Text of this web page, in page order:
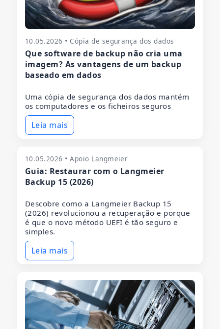
10.05.2026 • Cópia de segurança dos dados
Que software de backup não cria uma
imagem? As vantagens de um backup
baseado em dados
Uma cópia de segurança dos dados mantém
os computadores e os ficheiros seguros
Leia mais
10.05.2026 • Apoio Langmeier
Guia: Restaurar com o Langmeier
Backup 15 (2026)
Descobre como a Langmeier Backup 15
(2026) revolucionou a recuperação e porque
é que o novo método UEFI é tão seguro e
simples.
Leia mais